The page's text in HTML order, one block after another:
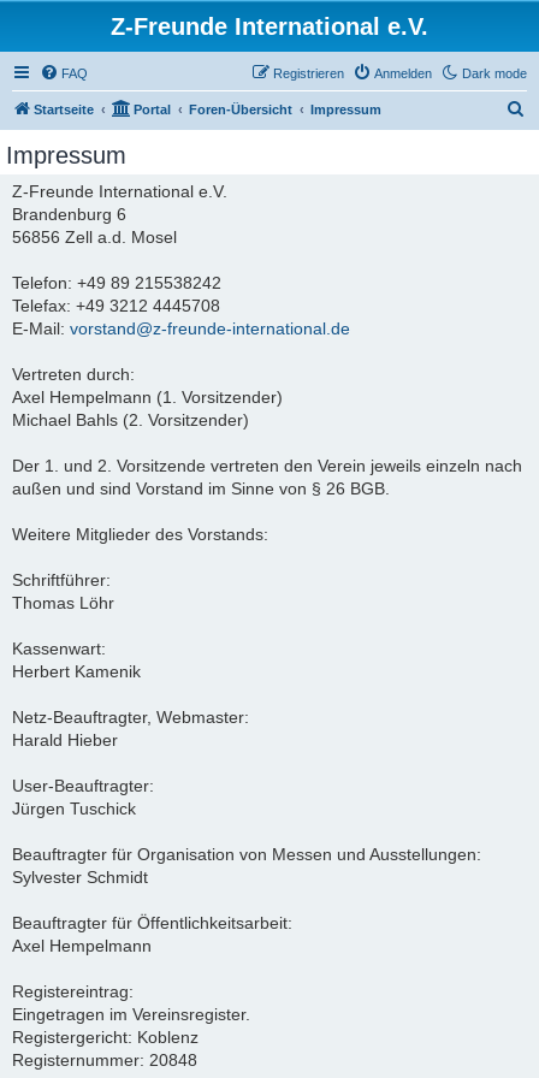
Z-Freunde International e.V.
Dark mode
FAQ Anmelden
Registrieren
Startseite Portal Foren-Übersicht Impressum
Impressum
Z-Freunde International e.V.
Brandenburg 6
56856 Zell a.d. Mosel
Telefon: +49 89 215538242
Telefax: +49 3212 4445708
E-Mail: vorstand@z-freunde-international.de
Vertreten durch:
Axel Hempelmann (1. Vorsitzender)
Michael Bahls (2. Vorsitzender)
Der 1. und 2. Vorsitzende vertreten den Verein jeweils einzeln nach
außen und sind Vorstand im Sinne von § 26 BGB.
Weitere Mitglieder des Vorstands:
Schriftführer:
Thomas Löhr
Kassenwart:
Herbert Kamenik
Netz-Beauftragter, Webmaster:
Harald Hieber
User-Beauftragter:
Jürgen Tuschick
Beauftragter für Organisation von Messen und Ausstellungen:
Sylvester Schmidt
Beauftragter für Öffentlichkeitsarbeit:
Axel Hempelmann
Registereintrag:
Eingetragen im Vereinsregister.
Registergericht: Koblenz
Registernummer: 20848